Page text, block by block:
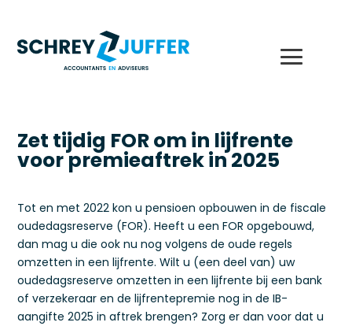
Zet tijdig FOR om in lijfrente
voor premieaftrek in 2025
Tot en met 2022 kon u pensioen opbouwen in de fiscale
oudedagsreserve (FOR). Heeft u een FOR opgebouwd,
dan mag u die ook nu nog volgens de oude regels
omzetten in een lijfrente. Wilt u (een deel van) uw
oudedagsreserve omzetten in een lijfrente bij een bank
of verzekeraar en de lijfrentepremie nog in de IB-
aangifte 2025 in aftrek brengen? Zorg er dan voor dat u